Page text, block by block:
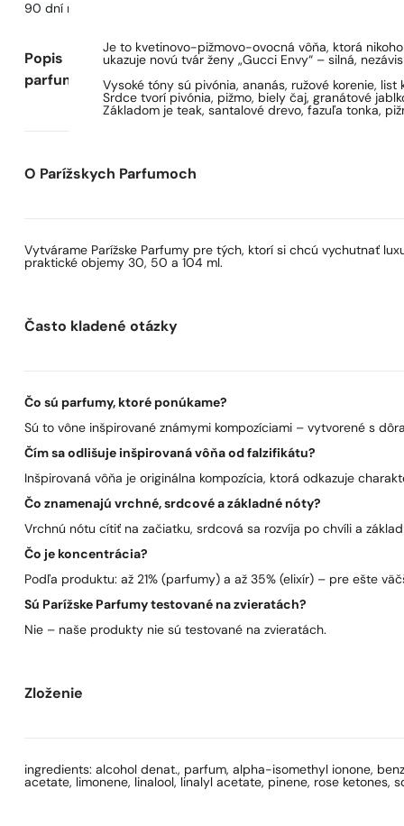
90 dní na
Popis
parfumu
Je to kvetinovo-pižmovo-ovocná vôňa, ktorá
ukazuje novú tvár ženy „Gucci Envy“ – silná,
Vysoké tóny sú pivónia, ananás, ružové korenie, list
Srdce tvorí pivónia, pižmo, biely čaj, granátové
Základom je teak, santalové drevo, fazuľa tonka,
O Parížskych Parfumoch
Vytvárame Parížske Parfumy pre tých, ktorí si chcú vychutnať
praktické objemy 30, 50 a 104 ml.
Často kladené otázky
Čo sú parfumy, ktoré ponúkame?
Sú to vône inšpirované známymi kompozíciami – vytvorené s
Čím sa odlišuje inšpirovaná vôňa od falzifikátu?
Inšpirovaná vôňa je originálna kompozícia, ktorá odkazuje
Čo znamenajú vrchné, srdcové a základné nóty?
Vrchnú nótu cítiť na začiatku, srdcová sa rozvíja po chvíli a
Čo je koncentrácia?
Podľa produktu: až 21% (parfumy) a až 35% (elixír) – pre ešte
Sú Parížske Parfumy testované na zvieratách?
Nie – naše produkty nie sú testované na zvieratách.
Zloženie
ingredients: alcohol denat., parfum, alpha-isomethyl ionone,
acetate, limonene, linalool, linalyl acetate, pinene, rose